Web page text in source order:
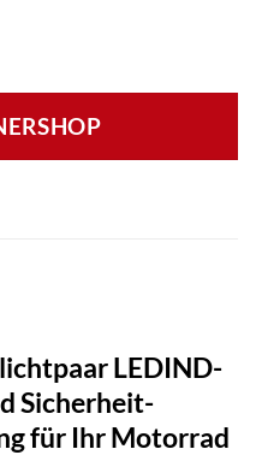
LEDIND-
Sicherheit-
für Ihr Motorrad